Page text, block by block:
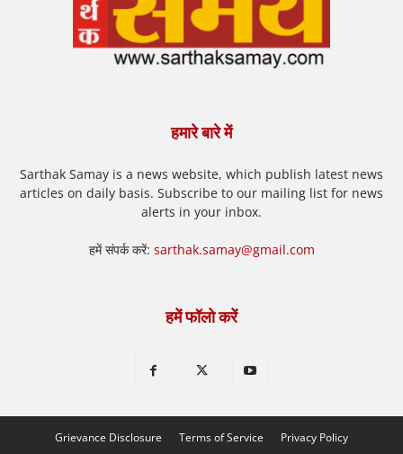
हमारे बारे में
Sarthak Samay is a news website, which publish latest news
articles on daily basis. Subscribe to our mailing list for news
alerts in your inbox.
हमें संपर्क करें: sarthak.samay@gmail.com
हमें फॉलो करें
Grievance Disclosure Terms of Service Privacy Policy